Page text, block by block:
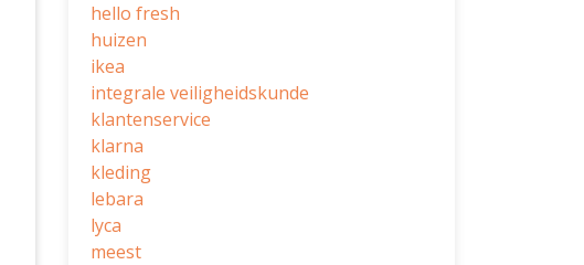
hello fresh
huizen
ikea
integrale veiligheidskunde
klantenservice
klarna
kleding
lebara
lyca
meest